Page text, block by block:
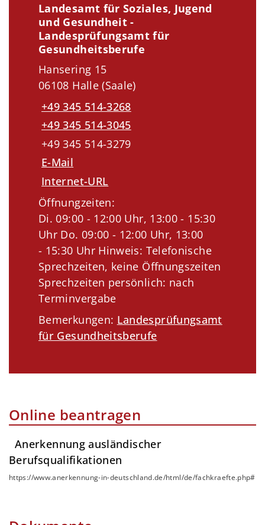
Landesamt für Soziales, Jugend
und Gesundheit -
Landesprüfungsamt für
Gesundheitsberufe
Hansering 15
06108 Halle (Saale)
+49 345 514-3268
+49 345 514-3045
+49 345 514-3279
E-Mail
Internet-URL
Öffnungzeiten:
Di. 09:00 - 12:00 Uhr, 13:00 - 15:30
Uhr Do. 09:00 - 12:00 Uhr, 13:00
- 15:30 Uhr Hinweis: Telefonische
Sprechzeiten, keine Öffnungszeiten
Sprechzeiten persönlich: nach
Terminvergabe
Bemerkungen: Landesprüfungsamt
für Gesundheitsberufe
Online beantragen
Anerkennung ausländischer
Berufsqualifikationen
https://www.anerkennung-in-deutschland.de/html/de/fachkraefte.php#